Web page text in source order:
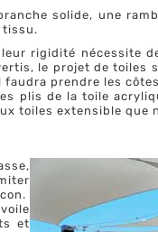
solide, une
tissu.
rigidité nécessite
le projet de
prendre les
plis de la toile
toiles extensible que
et